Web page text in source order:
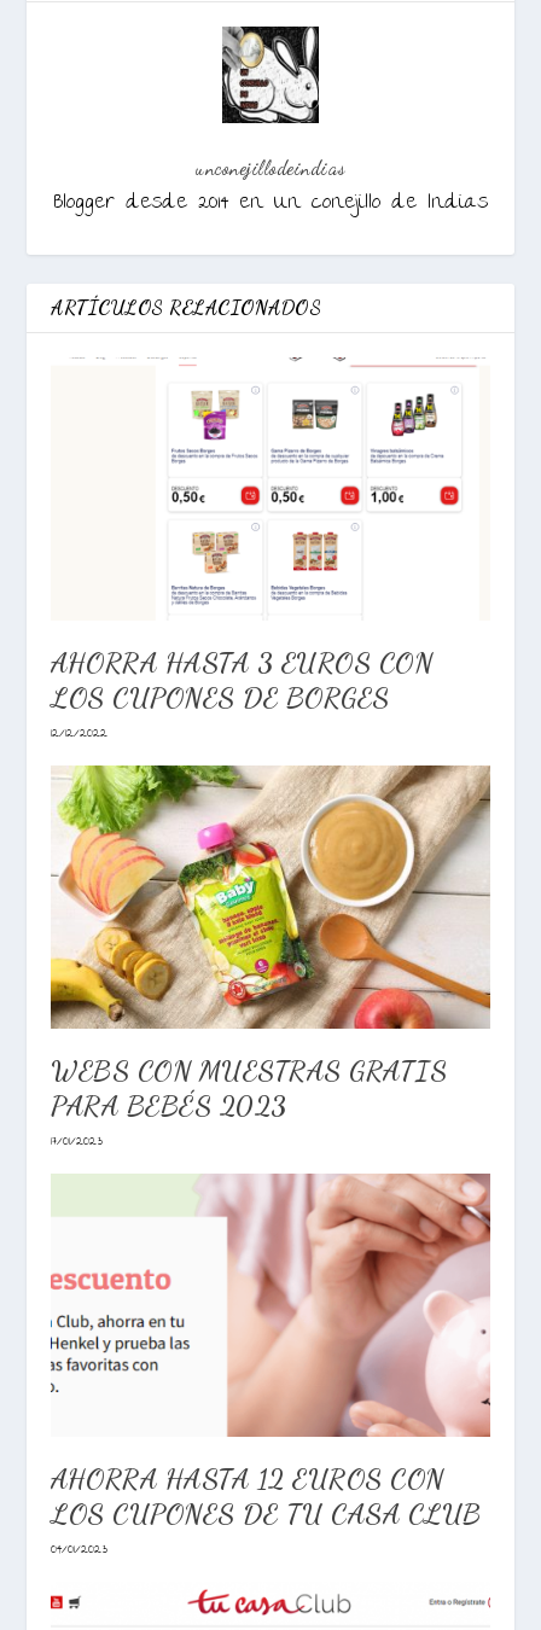
unconejillodeindias
Blogger desde 2014 en Un conejillo de Indias
ARTÍCULOS RELACIONADOS
AHORRA HASTA 3 EUROS CON
LOS CUPONES DE BORGES
12/12/2022
WEBS CON MUESTRAS GRATIS
PARA BEBÉS 2023
17/01/2023
AHORRA HASTA 12 EUROS CON
LOS CUPONES DE TU CASA CLUB
04/01/2023